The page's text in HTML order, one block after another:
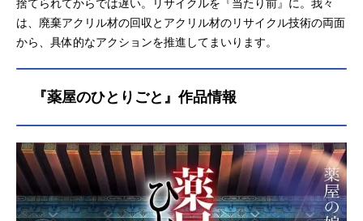
捨てられてからでは遅い。リサイクルを『当たり前』に。我々
は、廃棄アクリル材の回収とアクリル材のリサイクル技術の両面
から、具体的なアクションを推進してまいります。
『薬屋のひとりごと』作品情報